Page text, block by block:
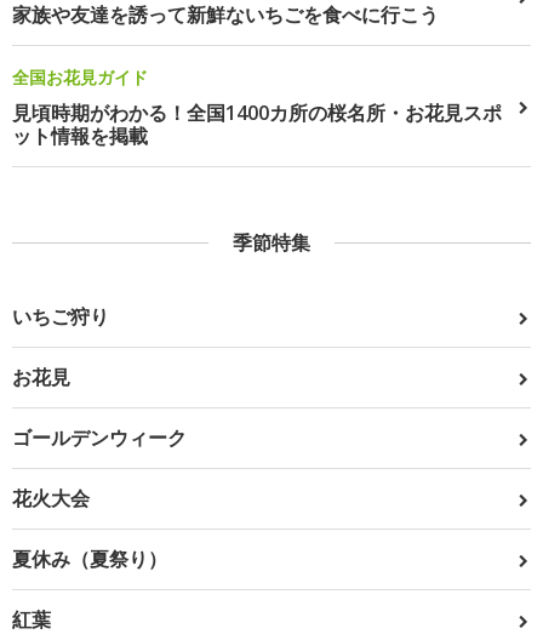
家族や友達を誘って新鮮ないちごを食べに行こう
全国お花見ガイド
見頃時期がわかる！全国1400カ所の桜名所・お花見スポ
ット情報を掲載
季節特集
いちご狩り
お花見
ゴールデンウィーク
花火大会
夏休み（夏祭り）
紅葉